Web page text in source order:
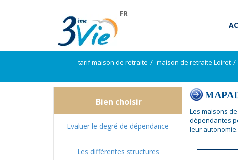
FR
tarif maison de retraite maison de retraite Loiret
Bien choisir
Evaluer le degré de dépendance
Les différentes structures
Les maisons
dépendantes
leur autonomie.